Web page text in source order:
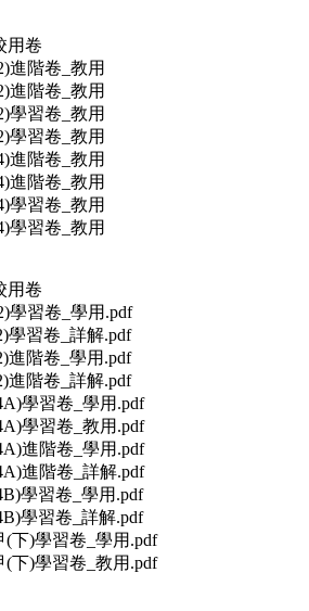
用卷
進階卷_教用
進階卷_教用
學習卷_教用
學習卷_教用
進階卷_教用
進階卷_教用
學習卷_教用
學習卷_教用
用卷
學習卷_學用.pdf
學習卷_詳解.pdf
進階卷_學用.pdf
進階卷_詳解.pdf
學習卷_學用.pdf
學習卷_教用.pdf
進階卷_學用.pdf
進階卷_詳解.pdf
學習卷_學用.pdf
學習卷_詳解.pdf
(下)學習卷_學用.pdf
(下)學習卷_教用.pdf